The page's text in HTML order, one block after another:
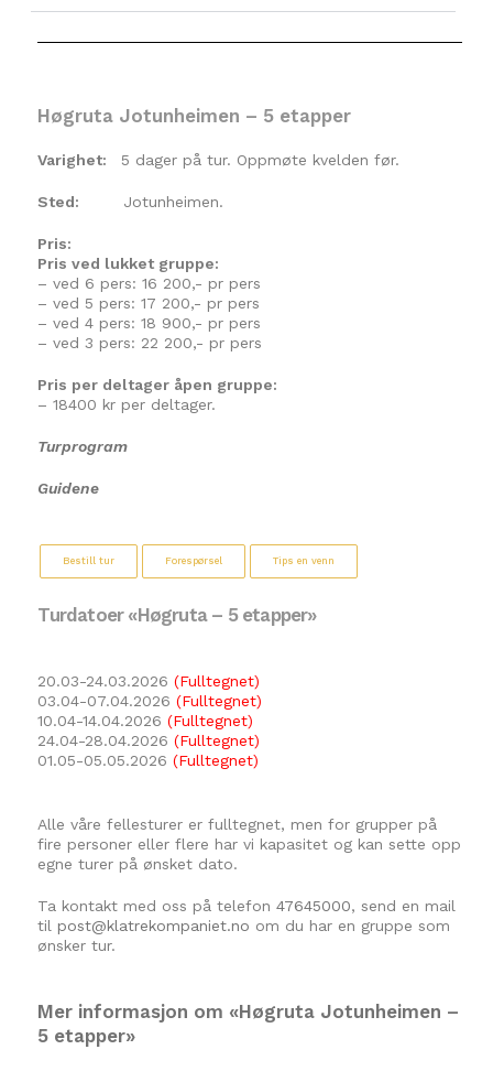
Høgruta Jotunheimen – 5 etapper
Varighet: 5 dager på tur. Oppmøte kvelden før.
Sted: Jotunheimen.
Pris:
Pris ved lukket gruppe:
– ved 6 pers: 16 200,- pr pers
– ved 5 pers: 17 200,- pr pers
– ved 4 pers: 18 900,- pr pers
– ved 3 pers: 22 200,- pr pers
Pris per deltager åpen gruppe:
– 18400 kr per deltager.
Turprogram
Guidene
Bestill tur Forespørsel Tips en venn
Turdatoer «Høgruta – 5 etapper»
20.03-24.03.2026(Fulltegnet)
03.04-07.04.2026(Fulltegnet)
10.04-14.04.2026(Fulltegnet)
24.04-28.04.2026(Fulltegnet)
01.05-05.05.2026(Fulltegnet)
Alle våre fellesturer er fulltegnet, men for grupper på
fire personer eller flere har vi kapasitet og kan sette opp
egne turer på ønsket dato.
Ta kontakt med oss på telefon47645000, send en mail
til post@klatrekompaniet.no om du har en gruppe som
ønsker tur.
Mer informasjon om «Høgruta Jotunheimen –
5 etapper»